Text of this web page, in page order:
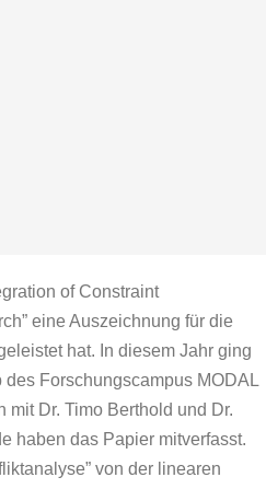
of Constraint
eine Auszeichnung für die
hat. In diesem Jahr ging
Forschungscampus MODAL
Dr. Timo Berthold und Dr.
haben das Papier mitverfasst.
von der linearen